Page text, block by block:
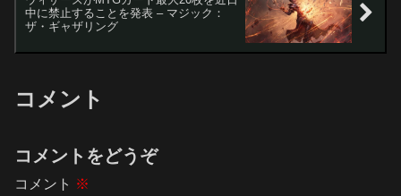
中に禁止することを発表 – マジック：
ザ・ギャザリング
コメント
コメントをどうぞ
コメント ※